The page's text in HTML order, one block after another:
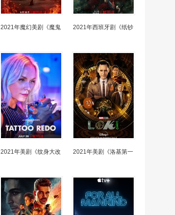
2021年魔幻美剧《魔鬼 2021年西班牙剧《纸钞
2021年美剧《纹身大改 2021年美剧《洛基第一